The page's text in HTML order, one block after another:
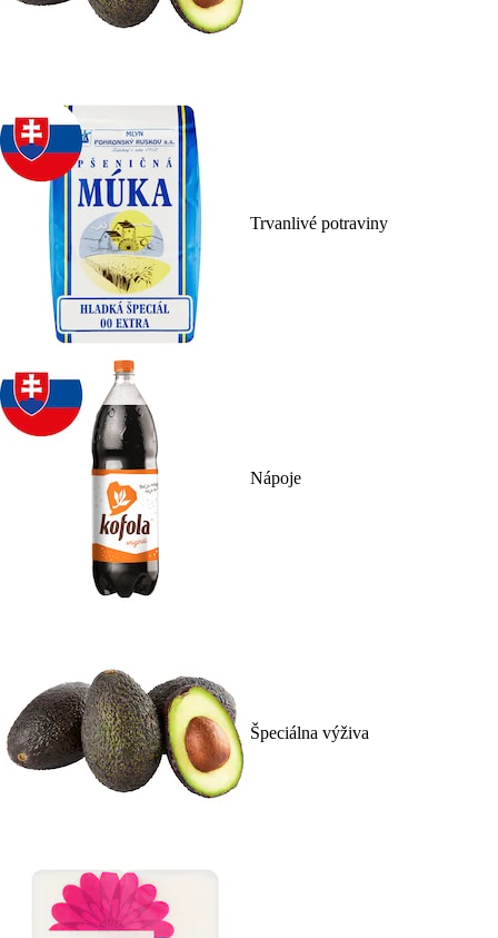
Trvanlivé potraviny
Nápoje
Špeciálna výživa